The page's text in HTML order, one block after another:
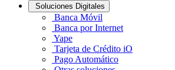
Soluciones Digitales
Banca Móvil
Banca por Internet
Yape
Tarjeta de Crédito iO
Pago Automático